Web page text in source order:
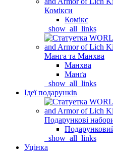
Комікси
Комікс
_show_all_links
Манга та Манхва
Манхва
Манґа
_show_all_links
Ідеї подарунків
Подарункові
_show_all_links
Уцінка